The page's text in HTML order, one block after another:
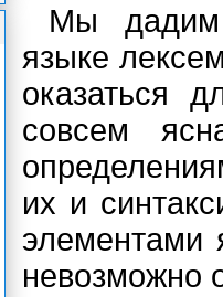
Мы дадим
языке
оказаться
совсем
их и
элементами
невозможно